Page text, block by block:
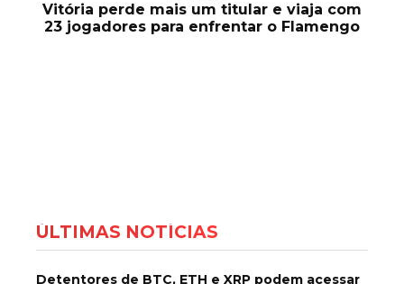
Vitória perde mais um titular e viaja com
23 jogadores para enfrentar o Flamengo
ÚLTIMAS NOTÍCIAS
Detentores de BTC, ETH e XRP podem acessar